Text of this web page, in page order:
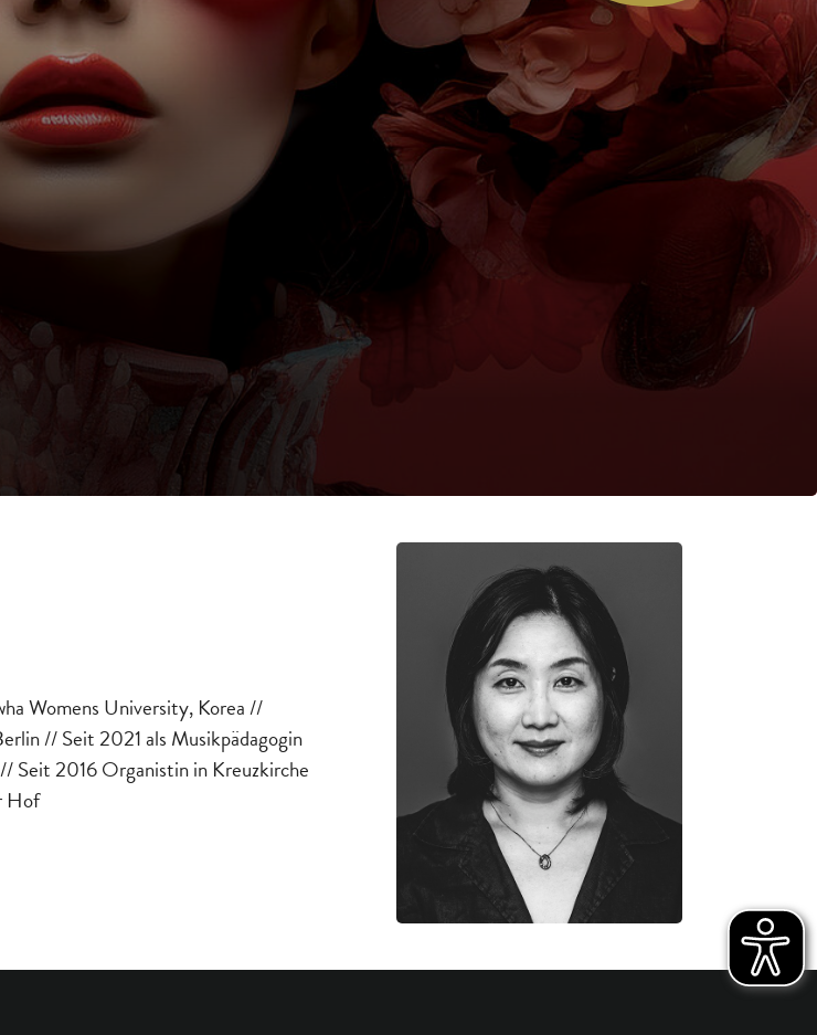
Womens University, Korea //
// Seit 2021 als Musikpädagogin
Seit 2016 Organistin in Kreuzkirche
Hof